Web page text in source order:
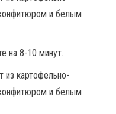
на 8-10 минут.